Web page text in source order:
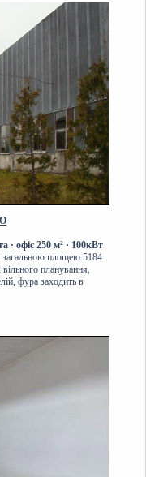
· офіс 250 м² · 100кВт
загальною площею 5184
планування,
фура заходить в